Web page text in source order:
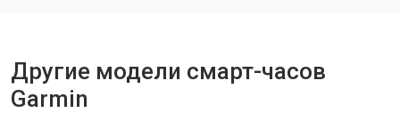
Другие модели смарт-часов
Garmin